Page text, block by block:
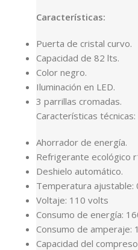
Características:
Puerta de cristal curvo.
Capacidad de 82 lts.
Color negro.
Iluminación en LED.
3 parrillas cromadas.
Características técnicas:
Ahorrador de energía.
Refrigerante ecológico
Deshielo automático.
Temperatura ajustable:
Voltaje: 110 volts
Consumo de energía:
Consumo de amperaje:
Capacidad del